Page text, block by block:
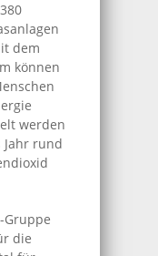
dem
können
werden
rund
Gruppe
die